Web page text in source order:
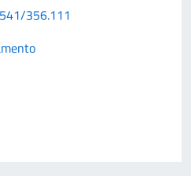
356.111